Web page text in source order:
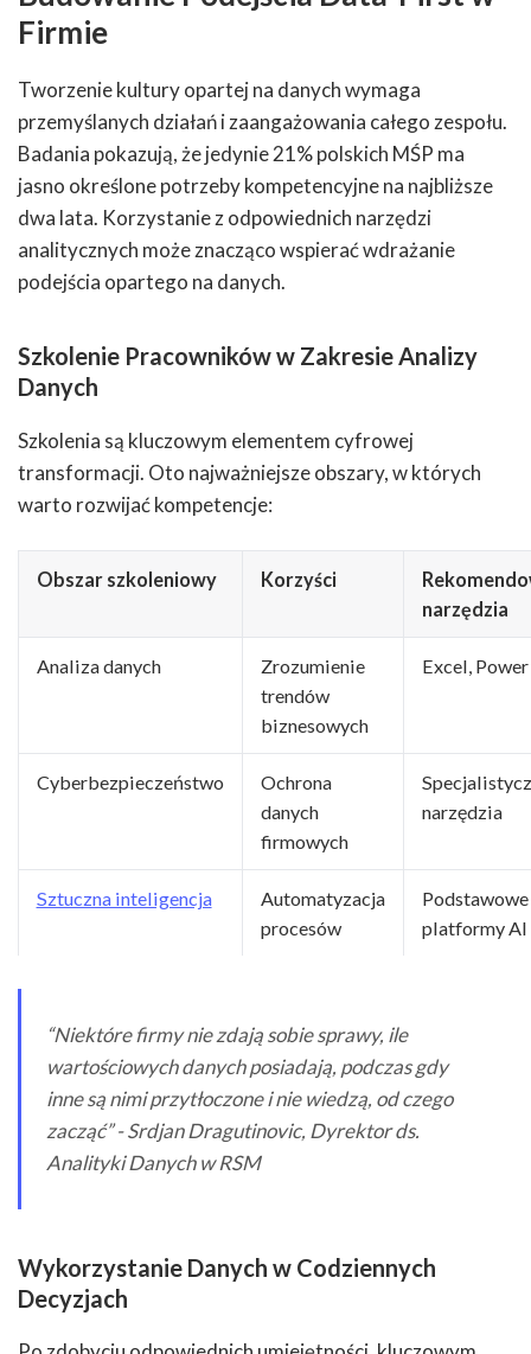
Firmie
Tworzenie kultury opartej na danych wymaga
przemyślanych działań i zaangażowania całego zespołu.
Badania pokazują, że jedynie 21% polskich MŚP ma
jasno określone potrzeby kompetencyjne na najbliższe
dwa lata. Korzystanie z odpowiednich narzędzi
analitycznych może znacząco wspierać wdrażanie
podejścia opartego na danych.
Szkolenie Pracowników w Zakresie Analizy
Danych
Szkolenia są kluczowym elementem cyfrowej
transformacji. Oto najważniejsze obszary, w których
warto rozwijać kompetencje:
Obszar szkoleniowy Korzyści
narzędzia
Analiza danych
Zrozumienie
trendów
biznesowych
Excel,
Cyberbezpieczeństwo
Ochrona
danych
firmowych
narzędzia
Sztuczna inteligencja
Automatyzacja
procesów
Podstawowe
platformy AI
“Niektóre firmy nie zdają sobie sprawy, ile
wartościowych danych posiadają, podczas gdy
inne są nimi przytłoczone i nie wiedzą, od czego
zacząć” - Srdjan Dragutinovic, Dyrektor ds.
Analityki Danych w RSM
Wykorzystanie Danych w Codziennych
Decyzjach